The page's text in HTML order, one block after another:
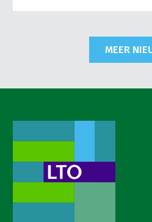
MEER